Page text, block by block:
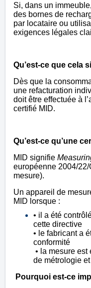
Si, dans un
des bornes de
par locataire ou
exigences légales
Qu’est-ce que cela
Dès que la
une refacturation
doit être effectuée à
certifié MID.
Qu’est-ce qu’une
MID signifie
européenne 2004/
mesure).
Un appareil de
MID lorsque :
• il a été
cette directive
• le fabricant a
conformité
• la mesure est
de métrologie
Pourquoi est-ce